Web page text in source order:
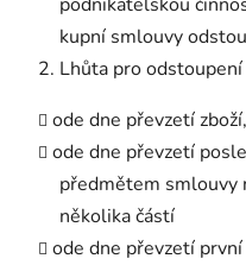
kupní smlouvy
Lhůta pro
ode dne převzetí zboží,
ode dne převzetí
předmětem smlouvy
několika částí
ode dne převzetí